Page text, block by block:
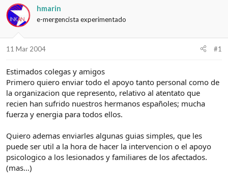
i
c
i
o
d
e
t
e
m
h
a
i
c
i
o
hmarin
e-mergencista experimentado
11 Mar 2004 #1
Estimados colegas y amigos
Primero quiero enviar todo el apoyo tanto personal como de
la organizacion que represento, relativo al atentato que
recien han sufrido nuestros hermanos españoles; mucha
fuerza y energia para todos ellos.
Quiero ademas enviarles algunas guias simples, que les
puede ser util a la hora de hacer la intervencion o el apoyo
psicologico a los lesionados y familiares de los afectados.
(mas...)